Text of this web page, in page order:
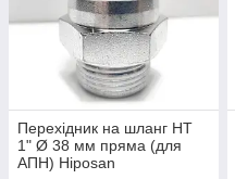
Перехідник на шланг НТ
1" Ø 38 мм пряма (для
АПН) Hiposan